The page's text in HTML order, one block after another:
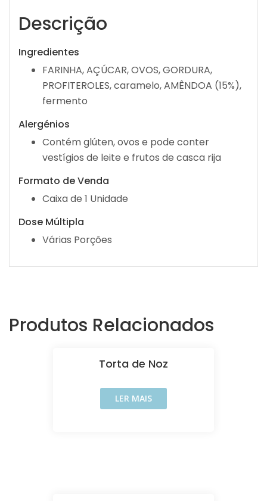
Descrição
Ingredientes
FARINHA, AÇÚCAR, OVOS, GORDURA,
PROFITEROLES, caramelo, AMÊNDOA (15%),
fermento
Alergénios
Contém glúten, ovos e pode conter
vestígios de leite e frutos de casca rija
Formato de Venda
Caixa de 1 Unidade
Dose Múltipla
Várias Porções
Produtos Relacionados
Torta de Noz
LER MAIS